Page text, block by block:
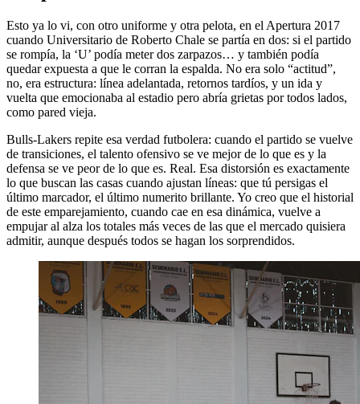
Esto ya lo vi, con otro uniforme y otra pelota, en el Apertura 2017
cuando Universitario de Roberto Chale se partía en dos: si el partido
se rompía, la ‘U’ podía meter dos zarpazos… y también podía
quedar expuesta a que le corran la espalda. No era solo “actitud”,
no, era estructura: línea adelantada, retornos tardíos, y un ida y
vuelta que emocionaba al estadio pero abría grietas por todos lados,
como pared vieja.
Bulls-Lakers repite esa verdad futbolera: cuando el partido se vuelve
de transiciones, el talento ofensivo se ve mejor de lo que es y la
defensa se ve peor de lo que es. Real. Esa distorsión es exactamente
lo que buscan las casas cuando ajustan líneas: que tú persigas el
último marcador, el último numerito brillante. Yo creo que el historial
de este emparejamiento, cuando cae en esa dinámica, vuelve a
empujar al alza los totales más veces de las que el mercado quisiera
admitir, aunque después todos se hagan los sorprendidos.